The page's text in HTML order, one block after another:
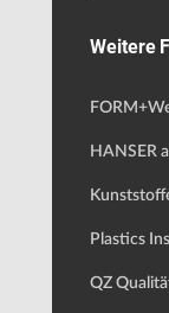
Weitere
HANSER
Plastics
QZ